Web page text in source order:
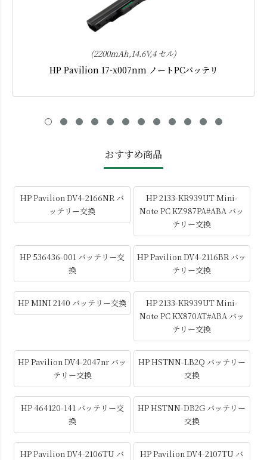
(2200mAh,14.6V,4 セル)
HP Pavilion 17-x007nm ノートPCバッテリ
おすすめ商品
HP Pavilion DV4-2166NR バ
ッテリー交換
HP 2133-KR939UT Mini-
Note PC KZ987PA#ABA バッ
テリー交換
HP 536436-001 バッテリー交
換
HP Pavilion DV4-2116BR バッ
テリー交換
HP MINI 2140 バッテリー交換
HP 2133-KR939UT Mini-
Note PC KX870AT#ABA バッ
テリー交換
HP Pavilion DV4-2047nr バッ
テリー交換
HP HSTNN-LB2Q バッテリー
交換
HP 464120-141 バッテリー交
換
HP HSTNN-DB2G バッテリー
交換
HP Pavilion DV4-2106TU バ
HP Pavilion DV4-2107TU バ